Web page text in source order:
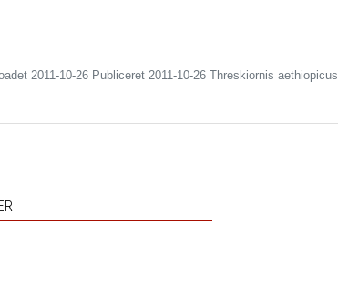
2011-10-26 Publiceret 2011-10-26 Threskiornis aethiopicus